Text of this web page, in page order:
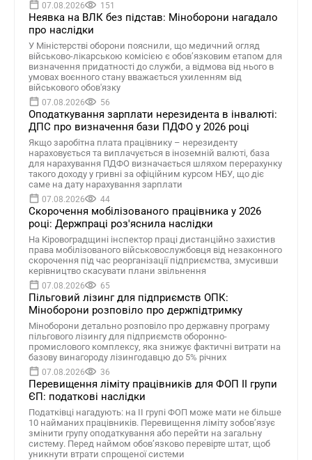
07.08.2026 151
Неявка на ВЛК без підстав: Міноборони нагадало
про наслідки
У Міністерстві оборони пояснили, що медичний огляд
військово-лікарською комісією є обов’язковим етапом для
визначення придатності до служби, а відмова від нього в
умовах воєнного стану вважається ухиленням від
військового обов'язку
07.08.2026 56
Оподаткування зарплати нерезидента в інвалюті:
ДПС про визначення бази ПДФО у 2026 році
Якщо заробітна плата працівнику – нерезиденту
нараховується та виплачується в іноземній валюті, база
для нарахування ПДФО визначається шляхом перерахунку
такого доходу у гривні за офіційним курсом НБУ, що діє
саме на дату нарахування зарплати
07.08.2026 44
Скорочення мобілізованого працівника у 2026
році: Держпраці роз'яснила наслідки
На Кіровоградщині інспектор праці дистанційно захистив
права мобілізованого військовослужбовця від незаконного
скорочення під час реорганізації підприємства, змусивши
керівництво скасувати плани звільнення
07.08.2026 65
Пільговий лізинг для підприємств ОПК:
Міноборони розповіло про держпідтримку
Міноборони детально розповіло про державну програму
пільгового лізингу для підприємств оборонно-
промислового комплексу, яка знижує фактичні витрати на
базову винагороду лізингодавцю до 5% річних
07.08.2026 36
Перевищення ліміту працівників для ФОП II групи
ЄП: податкові наслідки
Податківці нагадують: на II групі ФОП може мати не більше
10 найманих працівників. Перевищення ліміту зобов’язує
змінити групу оподаткування або перейти на загальну
систему. Перед наймом обов’язково перевірте штат, щоб
уникнути втрати спрощеної системи